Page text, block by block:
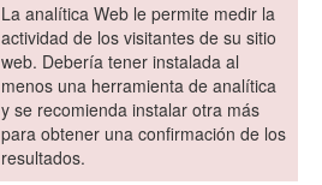
La analítica Web le permite medir la
actividad de los visitantes de su sitio
web. Debería tener instalada al
menos una herramienta de analítica
y se recomienda instalar otra más
para obtener una confirmación de los
resultados.